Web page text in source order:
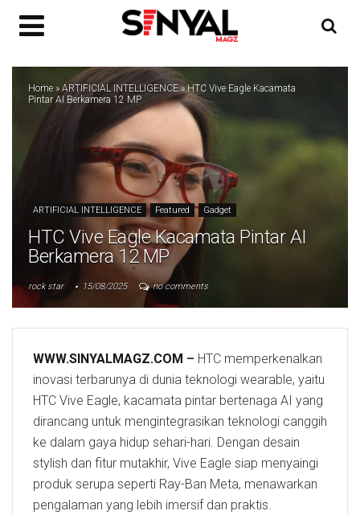
Home » ARTIFICIAL INTELLIGENCE»HTC Vive Eagle Kacamata
Pintar AI Berkamera 12 MP
ARTIFICIAL INTELLIGENCE Featured Gadget
HTC Vive Eagle Kacamata Pintar AI
Berkamera 12 MP
rock star 15/08/2025 no comments
WWW.SINYALMAGZ.COM – HTC memperkenalkan
inovasi terbarunya di dunia teknologi wearable, yaitu
HTC Vive Eagle, kacamata pintar bertenaga AI yang
dirancang untuk mengintegrasikan teknologi canggih
ke dalam gaya hidup sehari-hari. Dengan desain
stylish dan fitur mutakhir, Vive Eagle siap menyaingi
produk serupa seperti Ray-Ban Meta, menawarkan
pengalaman yang lebih imersif dan praktis.